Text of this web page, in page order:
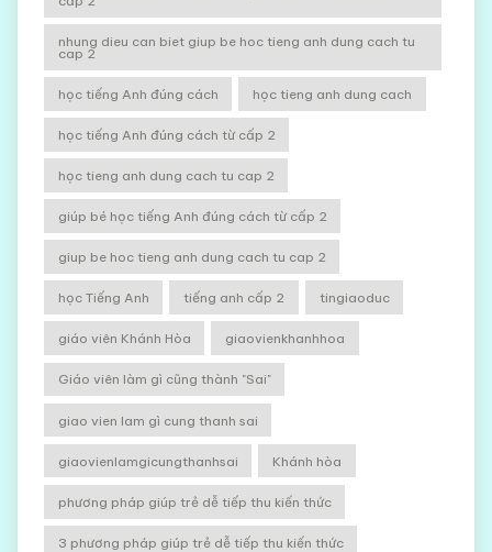
nhung dieu can biet giup be hoc tieng anh dung cach tu
cap 2
học tiếng Anh đúng cách học tieng anh dung cach
học tiếng Anh đúng cách từ cấp 2
học tieng anh dung cach tu cap 2
giúp bé học tiếng Anh đúng cách từ cấp 2
giup be hoc tieng anh dung cach tu cap 2
học Tiếng Anh tiếng anh cấp 2 tingiaoduc
giáo viên Khánh Hòa giaovienkhanhhoa
Giáo viên làm gì cũng thành "Sai"
giao vien lam gì cung thanh sai
giaovienlamgicungthanhsai Khánh hòa
phương pháp giúp trẻ dễ tiếp thu kiến thức
3 phương pháp giúp trẻ dễ tiếp thu kiến thức